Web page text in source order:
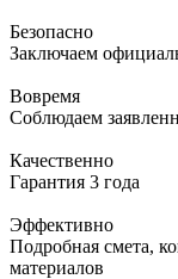
Безопасно
Заключаем
Вовремя
Соблюдаем
Качественно
Гарантия 3 года
Эффективно
Подробная смета,
материалов